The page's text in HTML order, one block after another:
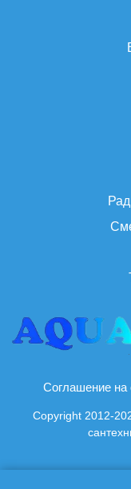
Соглашение на
Copyright 2012-